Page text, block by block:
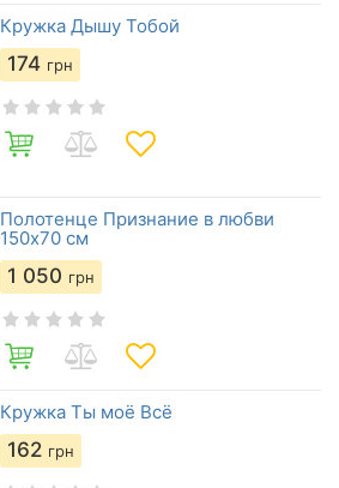
Кружка Дышу Тобой
174 грн
Полотенце Признание в любви
150х70 см
1 050 грн
Кружка Ты моё Всё
162 грн